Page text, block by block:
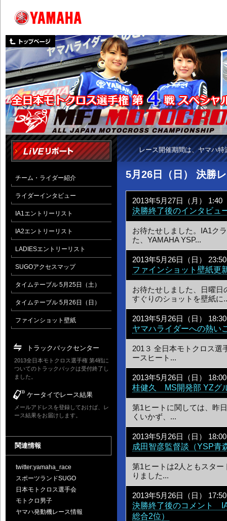
レース開催期間は、ヤマハ
5月26日（日） 決勝
2013年5月27日（月） 1:40
決勝終了後のインタビュ
お待たせしました。IA1ク
た、YAMAHA YSP...
2013年5月26日（日） 23:50
ファインショット壁紙更
お待たせしました、日曜
すぐりのショットを壁紙に
2013年5月26日（日） 18:30
ヤマハライダーへの熱い
201３ 全日本モトクロス選
ースヒート...
2013年5月26日（日） 18:00
桂健久 MS開発部 YZグ
第1ヒートに関しては、昨
くいかず、...
2013年5月26日（日） 18:00
成田智彦監督談（YSP青
第1ヒートは2人ともスタ
りました...
2013年5月26日（日） 17:50
決勝終了後のコメント
総合2位）
チーム・ライダー紹介
ライダーインタビュー
IA1エントリーリスト
IA2エントリーリスト
LADIESエントリーリスト
SUGOアクセスマップ
タイムテーブル 5月25日（土）
タイムテーブル 5月26日（日）
ファインショット壁紙
トラックバックセンター
2013全日本モトクロス選手権 第4戦に
ついてのトラックバックは受付終了し
ました。
ケータイでレース結果
メールアドレスを登録しておけば、レ
ース結果をお届けします。
関連情報
twitter:yamaha_race
スポーツランドSUGO
日本モトクロス選手会
モトクロ男子
ヤマハ発動機レース情報